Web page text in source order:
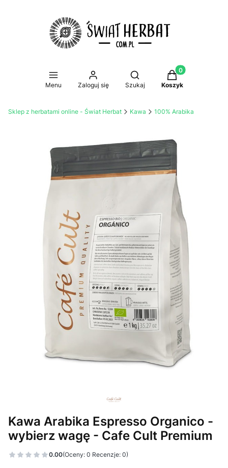
Menu Zaloguj się
Otwórz wyszukiwarkę
Szukaj
Produkty w
Koszyk
Sklep z herbatami online - Świat Herbat Kawa 100% Arabika
Kawa Arabika Espresso Organico -
wybierz wagę - Cafe Cult Premium
0.00(Oceny: 0 Recenzje: 0)